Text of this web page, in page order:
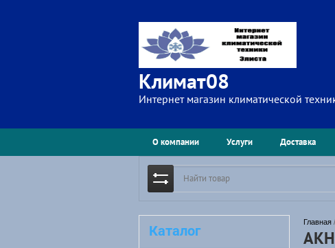
Климат08
Интернет магазин климатической
О компании Услуги Доставка
Каталог
Главная /